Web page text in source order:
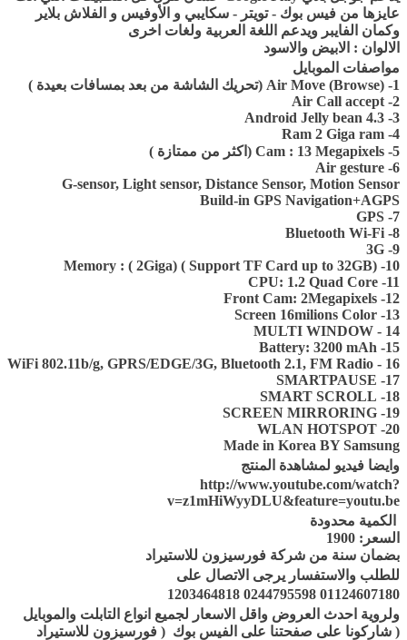
عايزها من فيس بوك - تويتر - سكايبي و الأوفيس و الفلاش بلاير
وكمان الفايبر ويدعم اللغة العربية ولغات اخرى
الالوان : الابيض والاسود
مواصفات الموبايل
1- Air Move (Browse) (تحريك الشاشة من بعد بمسافات بعيدة )
2- Air Call accept
3- Android Jelly bean 4.3
4- Ram 2 Giga ram
5- Cam : 13 Megapixels (اكثر من ممتازة )
6- Air gesture
G-sensor, Light sensor, Distance Sensor, Motion Sensor
Build-in GPS Navigation+AGPS
7- GPS
8- Bluetooth Wi-Fi
9- 3G
10- Memory : ( 2Giga) ( Support TF Card up to 32GB)
11- CPU: 1.2 Quad Core
12- Front Cam: 2Megapixels
13- Screen 16milions Color
14 - MULTI WINDOW
15- Battery: 3200 mAh
16 - WiFi 802.11b/g, GPRS/EDGE/3G, Bluetooth 2.1, FM Radio
17- SMARTPAUSE
18- SMART SCROLL
19- SCREEN MIRRORING
20- WLAN HOTSPOT
Made in Korea BY Samsung
وايضا فيديو لمشاهدة المنتج
http://www.youtube.com/watch?
v=z1mHiWyyDLU&feature=youtu.be
الكمية محدودة
السعر: 1900
بضمان سنة من شركة فورسيزون للاستيراد
للطلب والاستفسار يرجى الاتصال على
01124607180 0244795598 1203464818
ولروية احدث العروض واقل الاسعار لجميع انواع التابلت والموبايل
( شاركونا على صفحتنا على الفيس بوك ( فورسيزون للاستيراد